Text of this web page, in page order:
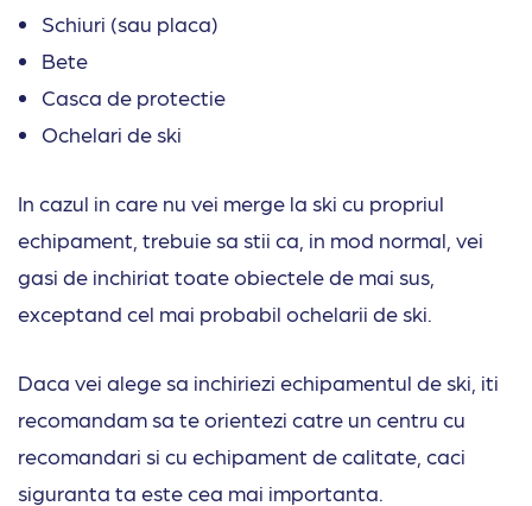
Schiuri (sau placa)
Bete
Casca de protectie
Ochelari de ski
In cazul in care nu vei merge la ski cu propriul
echipament, trebuie sa stii ca, in mod normal, vei
gasi de inchiriat toate obiectele de mai sus,
exceptand cel mai probabil ochelarii de ski.
Daca vei alege sa inchiriezi echipamentul de ski, iti
recomandam sa te orientezi catre un centru cu
recomandari si cu echipament de calitate, caci
siguranta ta este cea mai importanta.